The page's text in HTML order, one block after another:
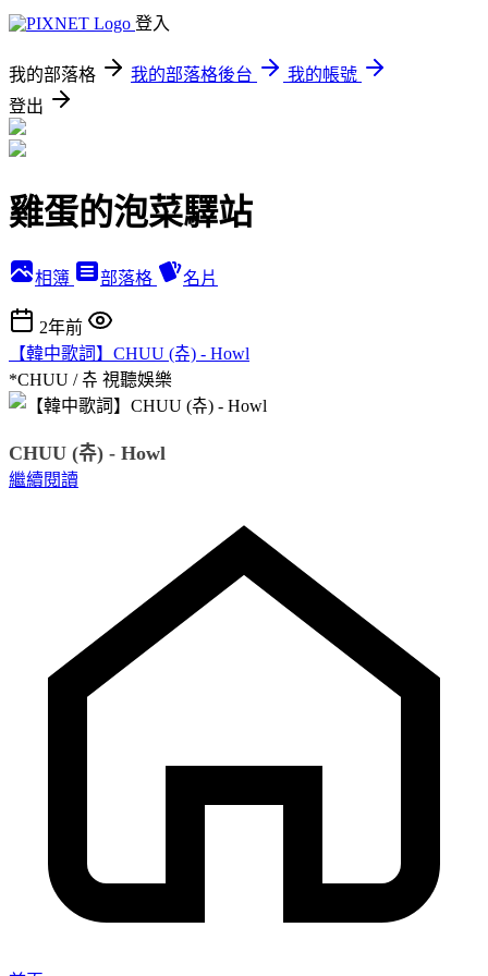
登入
我的部落格 我的部落格後台
我的帳號
登出
雞蛋的泡菜驛站
相簿 部落格 名片
2年前
【韓中歌詞】CHUU (츄) - Howl
*CHUU / 츄 視聽娛樂
CHUU (츄) - Howl
繼續閱讀